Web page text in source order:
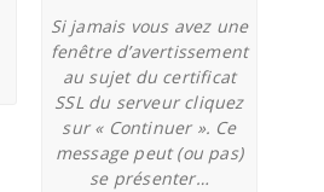
Si jamais vous avez une
fenêtre d’avertissement
au sujet du certificat
SSL du serveur cliquez
sur « Continuer ». Ce
message peut (ou pas)
se présenter…